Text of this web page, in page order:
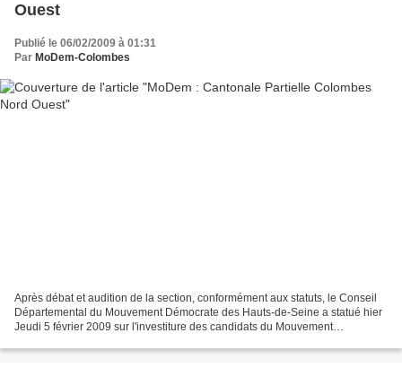
Ouest
Publié le 06/02/2009 à 01:31
Par MoDem-Colombes
Après débat et audition de la section, conformément aux statuts, le Conseil
Départemental du Mouvement Démocrate des Hauts-de-Seine a statué hier
Jeudi 5 février 2009 sur l'investiture des candidats du Mouvement